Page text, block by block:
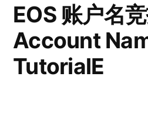
EOS 账户名竞
Account
TutorialE